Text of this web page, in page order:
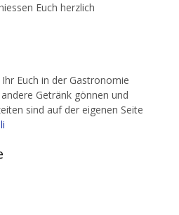
Euch herzlich
Euch in der Gastronomie
Getränk gönnen und
sind auf der eigenen Seite